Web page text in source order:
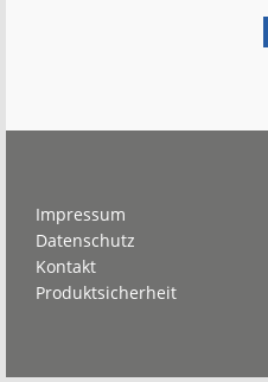
Impressum
Datenschutz
Kontakt
Produktsicherheit